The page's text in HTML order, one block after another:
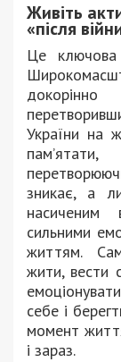
Живіть
«після
Це
України на
зникає, а
насиченим
сильними
життям.
жити, вести
себе і
момент
і зараз.